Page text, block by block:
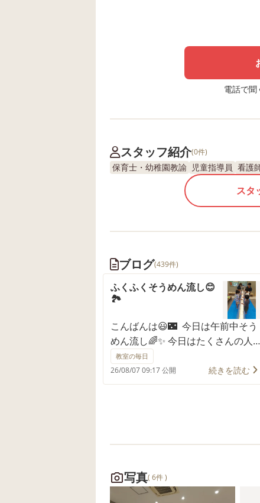
電話で
スタッフ紹介(0件)
保育士・幼稚園教諭 児童指導員 看護
スタ
ブログ(439件)
ふくふくそうめん流し😊
🏞️
こんばんは😃🌃 今日は午前中そう
めん流し🌈✨ 今日はたくさんの人
数のお友だちがいてみんなで 楽し
くそうめん流しをしました！
「えーはやー」と言いながらそう
うまで食べて満足そうでした✨😁
した😍💯👍
教室の毎日
26/08/07 09:17 公開 続きを読む
写真( 6件 )